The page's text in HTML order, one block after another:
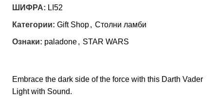
ШИФРА: LI52
Категории: Gift Shop, Столни ламби
Ознаки: paladone, STAR WARS
Embrace the dark side of the force with this Darth Vader
Light with Sound.